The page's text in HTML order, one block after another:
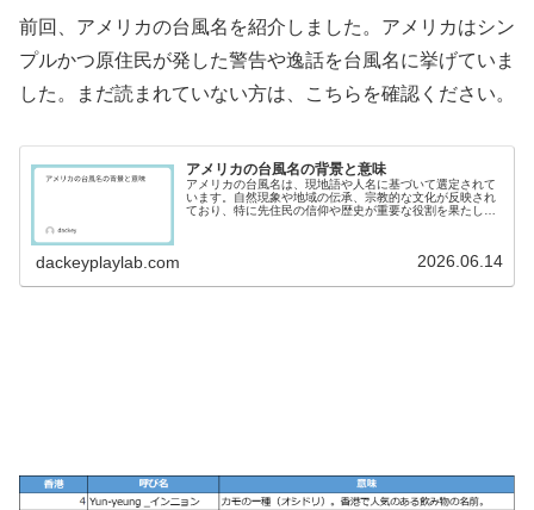
前回、アメリカの台風名を紹介しました。アメリカはシン
プルかつ原住民が発した警告や逸話を台風名に挙げていま
した。まだ読まれていない方は、こちらを確認ください。
アメリカの台風名の背景と意味
アメリカの台風名は、現地語や人名に基づいて選定されて
います。自然現象や地域の伝承、宗教的な文化が反映され
ており、特に先住民の信仰や歴史が重要な役割を果たして
dackeyplaylab.com 2026.06.14